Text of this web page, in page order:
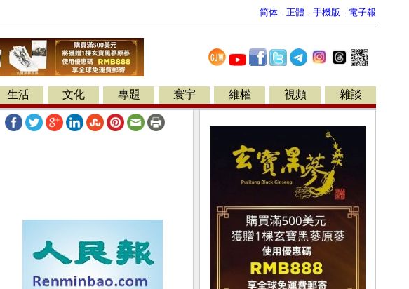
简体 - 正體 - 手機版 - 電子報
生活 文化 專題 寰宇 維權 視頻 雜談